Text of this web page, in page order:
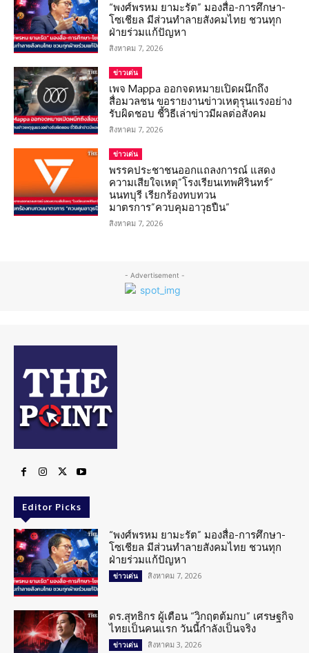
“พงศ์พรหม ยามะรัต” มองสื่อ-การศึกษา-
โซเชียล มีส่วนทำลายสังคมไทย ชวนทุก
ฝ่ายร่วมแก้ปัญหา
สิงหาคม 7, 2026
ข่าวเด่น
เพจ Mappa ออกจดหมายเปิดผนึกถึง
สื่อมวลชน ขอรายงานข่าวเหตุรุนแรงอย่าง
รับผิดชอบ ชี้วิธีเล่าข่าวมีผลต่อสังคม
สิงหาคม 7, 2026
ข่าวเด่น
พรรคประชาชนออกแถลงการณ์ แสดง
ความเสียใจเหตุ”โรงเรียนเทพศิรินทร์”
นนทบุรี เรียกร้องทบทวน
มาตรการ”ควบคุมอาวุธปืน”
สิงหาคม 7, 2026
- Advertisement -
Editor Picks
“พงศ์พรหม ยามะรัต” มองสื่อ-การศึกษา-
โซเชียล มีส่วนทำลายสังคมไทย ชวนทุก
ฝ่ายร่วมแก้ปัญหา
ข่าวเด่น สิงหาคม 7, 2026
ดร.สุทธิกร ผู้เตือน “วิกฤตต้มกบ” เศรษฐกิจ
ไทยเป็นคนแรก วันนี้กำลังเป็นจริง
ข่าวเด่น สิงหาคม 3, 2026